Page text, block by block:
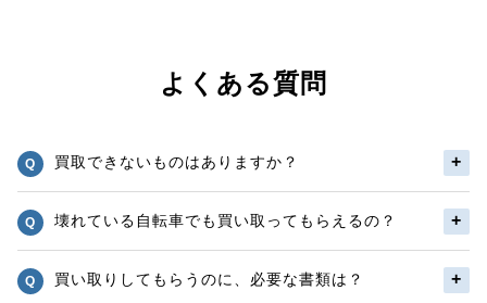
よくある質問
買取できないものはありますか？
壊れている自転車でも買い取ってもらえるの？
買い取りしてもらうのに、必要な書類は？